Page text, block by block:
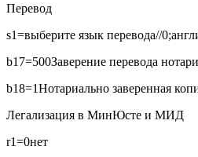
Перевод
s1=выберите язык перевода//
b17=500Заверение перевода
b18=1Нотариально заверенная
Легализация в МинЮсте и МИД
r1=0нет